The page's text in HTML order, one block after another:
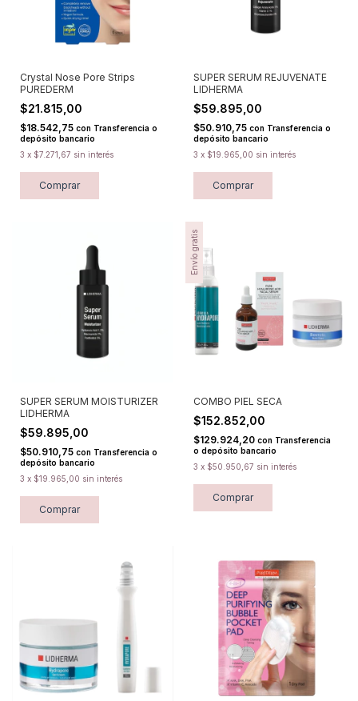
Crystal Nose Pore Strips
PUREDERM
$21.815,00
$18.542,75 con Transferencia o
depósito bancario
3 x $7.271,67 sin interés
SUPER SERUM REJUVENATE
LIDHERMA
$59.895,00
$50.910,75 con Transferencia o
depósito bancario
3 x $19.965,00 sin interés
Comprar
SUPER SERUM MOISTURIZER
LIDHERMA
$59.895,00
$50.910,75 con Transferencia o
depósito bancario
3 x $19.965,00 sin interés
Envío gratis
COMBO PIEL SECA
$152.852,00
$129.924,20 con Transferencia
o depósito bancario
3 x $50.950,67 sin interés